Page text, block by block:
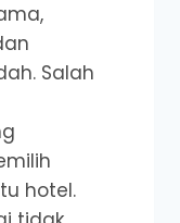
Salah
hotel.